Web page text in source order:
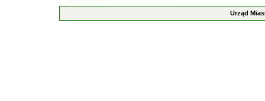
Urząd